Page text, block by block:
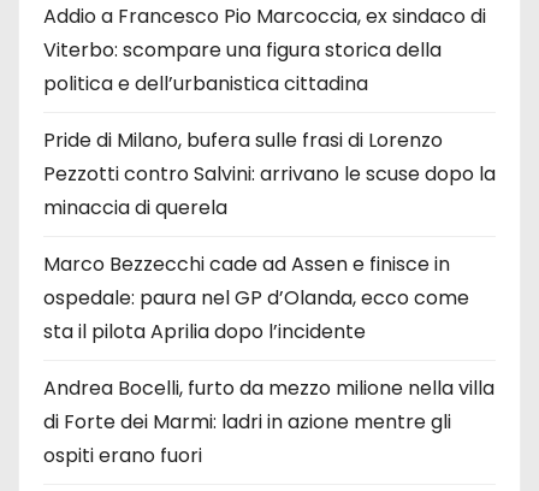
Addio a Francesco Pio Marcoccia, ex sindaco di
Viterbo: scompare una figura storica della
politica e dell’urbanistica cittadina
Pride di Milano, bufera sulle frasi di Lorenzo
Pezzotti contro Salvini: arrivano le scuse dopo la
minaccia di querela
Marco Bezzecchi cade ad Assen e finisce in
ospedale: paura nel GP d’Olanda, ecco come
sta il pilota Aprilia dopo l’incidente
Andrea Bocelli, furto da mezzo milione nella villa
di Forte dei Marmi: ladri in azione mentre gli
ospiti erano fuori